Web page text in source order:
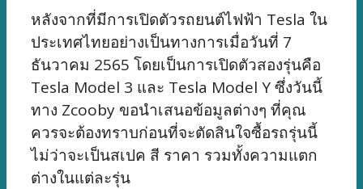
หลังจากที่มีการเปิดตัวรถยนต์ไฟฟ้า Tesla ใน
ประเทศไทยอย่างเป็นทางการเมื่อวันที่ 7
ธันวาคม 2565 โดยเป็นการเปิดตัวสองรุ่นคือ
Tesla Model 3 และ Tesla Model Y ซึ่งวันนี้
ทาง Zcooby ขอนำเสนอข้อมูลต่างๆ ที่คุณ
ควรจะต้องทราบก่อนที่จะตัดสินใจซื้อรถรุ่นนี้
ไม่ว่าจะเป็นสเปค สี ราคา รวมทั้งความแตก
ต่างในแต่ละรุ่น